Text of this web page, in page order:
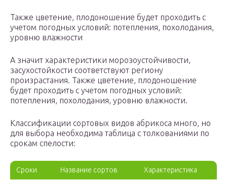
Также цветение, плодоношение будет проходить с
учетом погодных условий: потепления, похолодания,
уровню влажности
А значит характеристики морозоустойчивости,
засухостойкости соответствуют региону
произрастания. Также цветение, плодоношение
будет проходить с учетом погодных условий:
потепления, похолодания, уровню влажности.
Классификации сортовых видов абрикоса много, но
для выбора необходима таблица с толкованиями по
срокам спелости:
Сроки Название сортов Характеристика